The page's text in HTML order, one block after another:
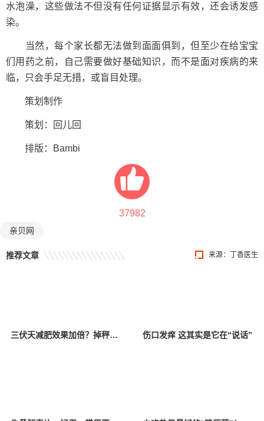
水泡澡，这些做法不但没有任何证据显示有效，还会诱发感
染。
当然，每个家长都无法做到面面俱到，但至少在给宝宝
们用药之前，自己需要做好基础知识，而不是面对疾病的来
临，只会手足无措，或盲目处理。
策划制作
策划：回儿回
排版：Bambi
37982
亲贝网
来源：丁香医生
推荐文章
三伏天减肥效果加倍？掉秤的多半是水！ 伤口发痒 这其实是它在“说话”